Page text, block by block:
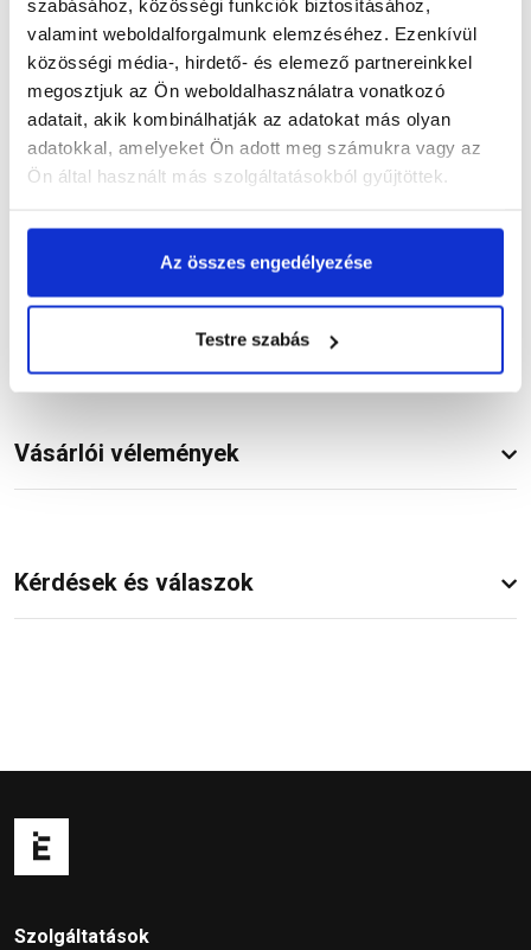
szabásához, közösségi funkciók biztosításához,
valamint weboldalforgalmunk elemzéséhez. Ezenkívül
közösségi média-, hirdető- és elemező partnereinkkel
megosztjuk az Ön weboldalhasználatra vonatkozó
adatait, akik kombinálhatják az adatokat más olyan
adatokkal, amelyeket Ön adott meg számukra vagy az
Ön által használt más szolgáltatásokból gyűjtöttek.
Az összes engedélyezése
Testre szabás
Részletes leírás
Vásárlói vélemények
Kérdések és válaszok
Szolgáltatások